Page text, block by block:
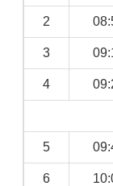
2
3
4
5
6